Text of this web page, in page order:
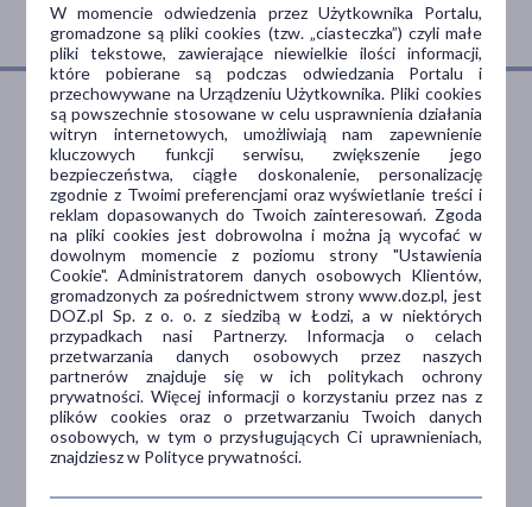
Dlaczego DOZ.pl
Niższe koszta leczenia
Darmowa dostawa do Apteki
Bezpłatna Infolinia dla
Pacjentów.
Bezpieczeństwo
Weryfikacja interakcji leków.
Encyklopedia leków i ziół
W momencie odwiedzenia przez Użytkownika Portalu,
gromadzone są pliki cookies (tzw. „ciasteczka”) czyli małe
pliki tekstowe, zawierające niewielkie ilości informacji,
które pobierane są podczas odwiedzania Portalu i
przechowywane na Urządzeniu Użytkownika. Pliki cookies
są powszechnie stosowane w celu usprawnienia działania
witryn internetowych, umożliwiają nam zapewnienie
kluczowych funkcji serwisu, zwiększenie jego
bezpieczeństwa, ciągłe doskonalenie, personalizację
zgodnie z Twoimi preferencjami oraz wyświetlanie treści i
reklam dopasowanych do Twoich zainteresowań. Zgoda
na pliki cookies jest dobrowolna i można ją wycofać w
dowolnym momencie z poziomu strony "Ustawienia
Cookie". Administratorem danych osobowych Klientów,
gromadzonych za pośrednictwem strony www.doz.pl, jest
DOZ.pl Sp. z o. o. z siedzibą w Łodzi, a w niektórych
przypadkach nasi Partnerzy. Informacja o celach
przetwarzania danych osobowych przez naszych
partnerów znajduje się w ich politykach ochrony
prywatności. Więcej informacji o korzystaniu przez nas z
plików cookies oraz o przetwarzaniu Twoich danych
osobowych, w tym o przysługujących Ci uprawnieniach,
znajdziesz w Polityce prywatności.